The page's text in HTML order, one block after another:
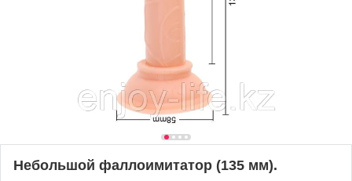
Небольшой фаллоимитатор (135 мм).